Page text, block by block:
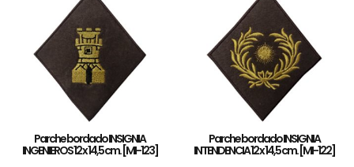
Parche bordado INSIGNIA
INGENIEROS 12 x 14,5 cm. [MI-123]
Parche bordado INSIGNIA
INTENDENCIA 12 x 14,5 cm. [MI-122]